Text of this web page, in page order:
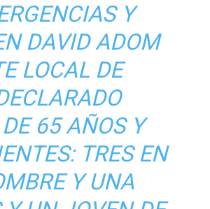
Y
DAVID ADOM
LOCAL DE
65 AÑOS Y
TRES EN
Y UNA